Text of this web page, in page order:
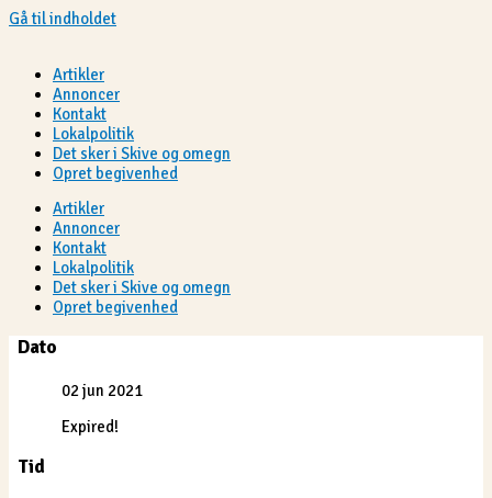
Gå til indholdet
Artikler
Annoncer
Kontakt
Lokalpolitik
Det sker i Skive og omegn
Opret begivenhed
Artikler
Annoncer
Kontakt
Lokalpolitik
Det sker i Skive og omegn
Opret begivenhed
Dato
02 jun 2021
Expired!
Tid